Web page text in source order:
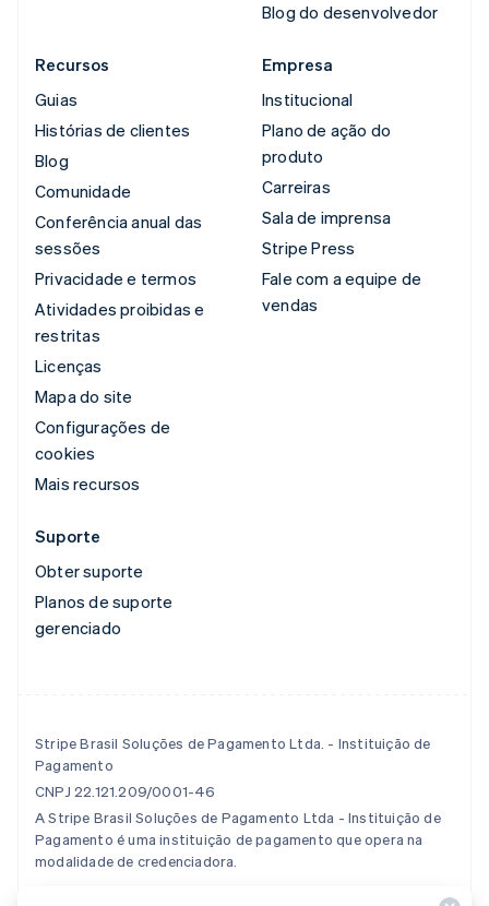
Blog do desenvolvedor
Recursos
Guias
Histórias de clientes
Blog
Comunidade
Conferência anual das
sessões
Privacidade e termos
Atividades proibidas e
restritas
Licenças
Mapa do site
Configurações de
cookies
Mais recursos
Empresa
Institucional
Plano de ação do
produto
Carreiras
Sala de imprensa
Stripe Press
Fale com a equipe de
vendas
Suporte
Obter suporte
Planos de suporte
gerenciado
Stripe Brasil Soluções de Pagamento Ltda. - Instituição de
Pagamento
CNPJ 22.121.209/0001-46
A Stripe Brasil Soluções de Pagamento Ltda - Instituição de
Pagamento é uma instituição de pagamento que opera na
modalidade de credenciadora.